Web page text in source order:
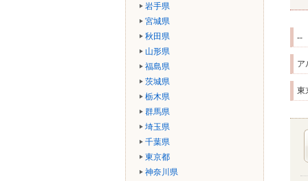
岩手県
宮城県
秋田県
山形県
福島県
茨城県
栃木県
群馬県
埼玉県
千葉県
東京都
神奈川県
--
ア
東